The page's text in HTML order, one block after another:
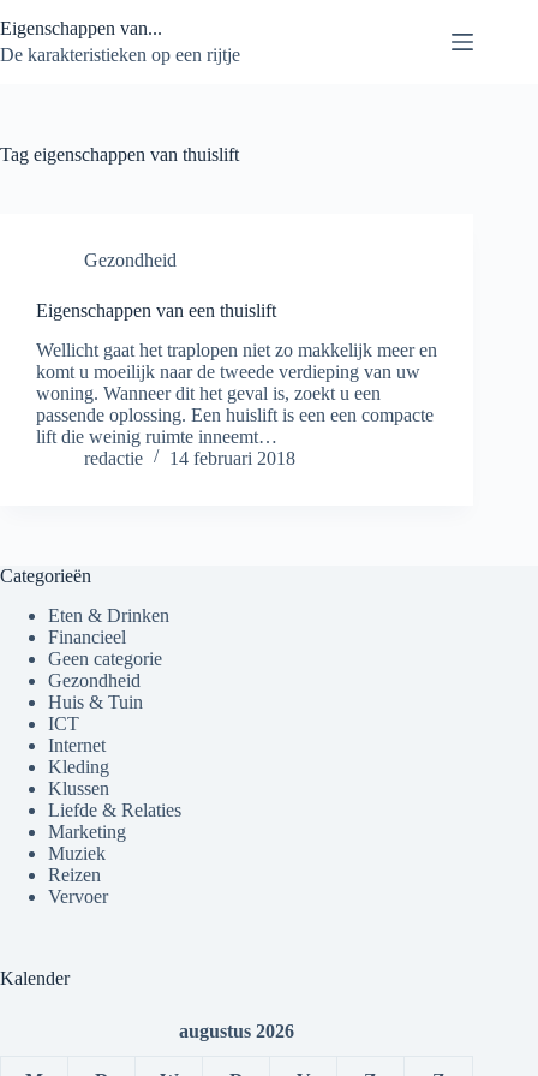
naar
de
Eigenschappen van...
De karakteristieken op een rijtje
Tag eigenschappen van thuislift
Gezondheid
Eigenschappen van een thuislift
Wellicht gaat het traplopen niet zo makkelijk meer en
komt u moeilijk naar de tweede verdieping van uw
woning. Wanneer dit het geval is, zoekt u een
passende oplossing. Een huislift is een een compacte
lift die weinig ruimte inneemt…
redactie
14 februari 2018
Categorieën
Eten & Drinken
Financieel
Geen categorie
Gezondheid
Huis & Tuin
ICT
Internet
Kleding
Klussen
Liefde & Relaties
Marketing
Muziek
Reizen
Vervoer
Kalender
augustus 2026